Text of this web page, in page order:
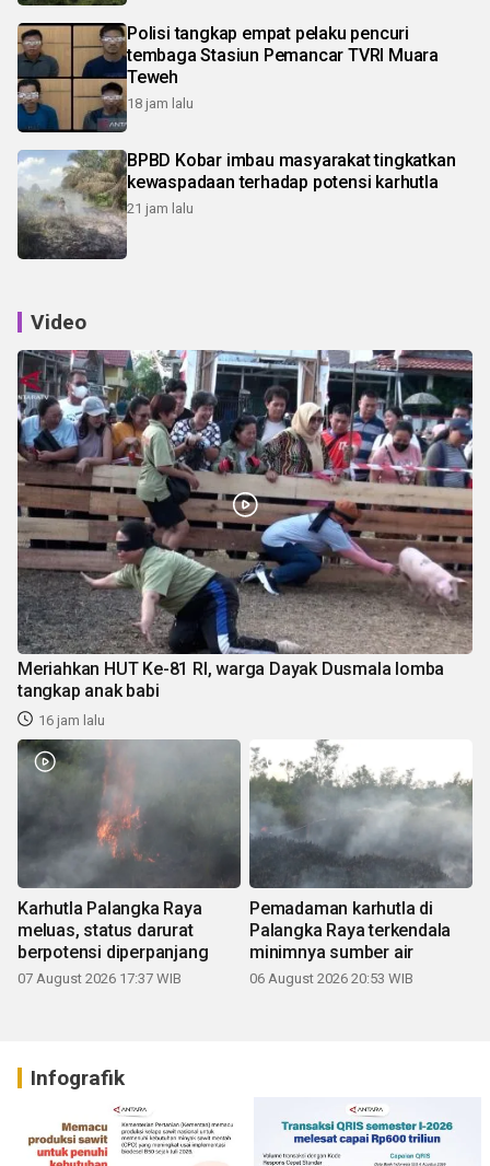
Polisi tangkap empat pelaku pencuri
tembaga Stasiun Pemancar TVRI Muara
Teweh
18 jam lalu
BPBD Kobar imbau masyarakat tingkatkan
kewaspadaan terhadap potensi karhutla
21 jam lalu
Video
Meriahkan HUT Ke-81 RI, warga Dayak Dusmala lomba
tangkap anak babi
16 jam lalu
Karhutla Palangka Raya
meluas, status darurat
berpotensi diperpanjang
07 August 2026 17:37 WIB
Pemadaman karhutla di
Palangka Raya terkendala
minimnya sumber air
06 August 2026 20:53 WIB
Infografik